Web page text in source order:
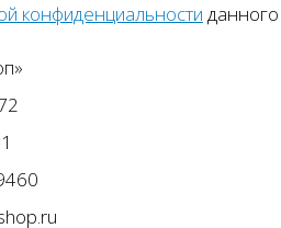
конфиденциальности данного